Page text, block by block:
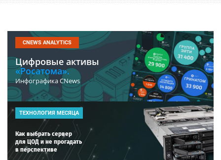
CNEWS ANALYTICS
Цифровые активы
«Росатома».
Инфографика CNews
ТЕХНОЛОГИЯ МЕСЯЦА
Как выбрать сервер
для ЦОД и не прогадать
в перспективе